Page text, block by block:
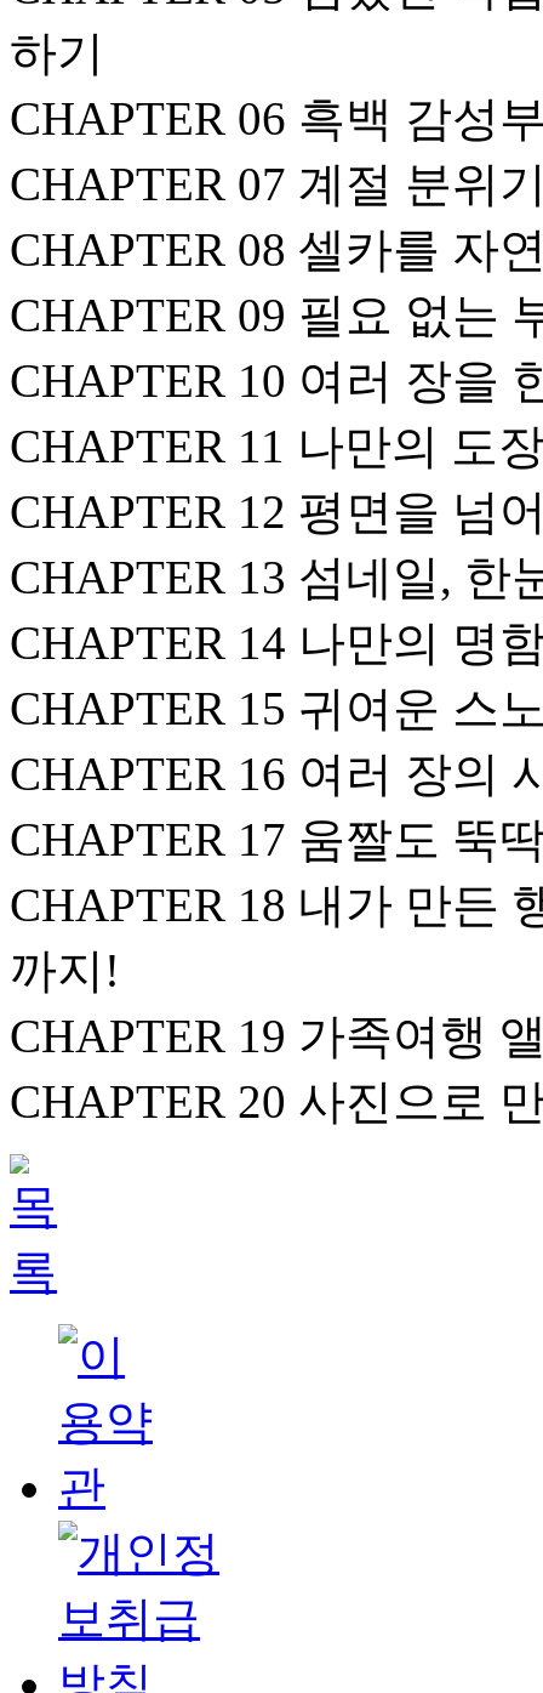
하기
CHAPTER 06 흑백 감성
CHAPTER 07 계절 분위
CHAPTER 08 셀카를 자
CHAPTER 09 필요 없는
CHAPTER 10 여러 장을
CHAPTER 11 나만의 도
CHAPTER 12 평면을 넘
CHAPTER 13 섬네일, 한
CHAPTER 14 나만의 명
CHAPTER 15 귀여운 스
CHAPTER 16 여러 장의
CHAPTER 17 움짤도 뚝
CHAPTER 18 내가 만든
까지!
CHAPTER 19 가족여행
CHAPTER 20 사진으로